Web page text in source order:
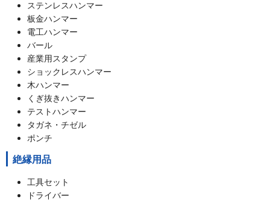
ステンレスハンマー
板金ハンマー
電工ハンマー
バール
産業用スタンプ
ショックレスハンマー
木ハンマー
くぎ抜きハンマー
テストハンマー
タガネ・チゼル
ポンチ
絶縁用品
工具セット
ドライバー